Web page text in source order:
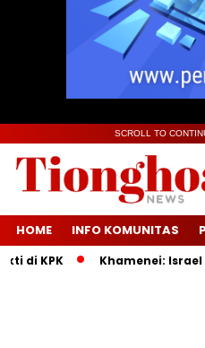
SCROLL TO
HOME INFO KOMUNITAS
KPK Khamenei: Israel